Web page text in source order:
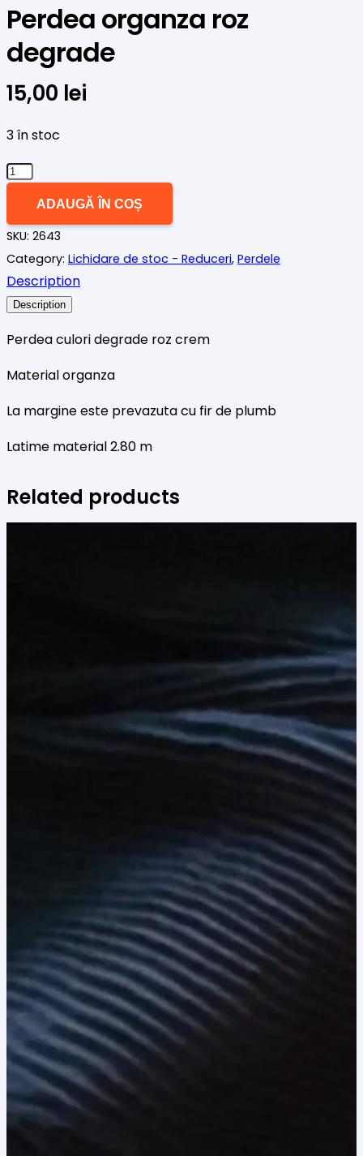
Perdea organza roz
degrade
15,00 lei
3 în stoc
Cantitate
roz
degrade
ADAUGĂ ÎN COȘ
SKU: 2643
Category: Lichidare de stoc - Reduceri, Perdele
Description
Description
Perdea culori degrade roz crem
Material organza
La margine este prevazuta cu fir de plumb
Latime material 2.80 m
Related products